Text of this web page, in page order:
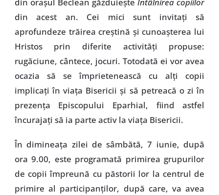
din oraşul Beclean găzduieşteÎntâlnirea copiilor
din acest an. Cei mici sunt invitaţi să
aprofundeze trăirea creştină şi cunoaşterea lui
Hristos prin diferite activităţi propuse:
rugăciune, cântece, jocuri. Totodată ei vor avea
ocazia să se împrietenească cu alţi copii
implicaţi în viaţa Bisericii şi să petreacă o zi în
prezenţa Episcopului Eparhial, fiind astfel
încurajaţi să ia parte activ la viaţa Bisericii.
În dimineaţa zilei de sâmbătă, 7 iunie, după
ora 9.00, este programată primirea grupurilor
de copii împreună cu păstorii lor la centrul de
primire al participanţilor, după care, va avea